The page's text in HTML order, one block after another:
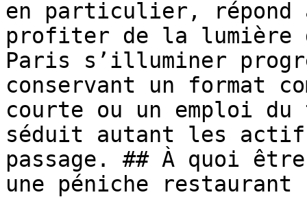
en particulier, répond
profiter de la lumière
Paris s’illuminer
conservant un format
courte ou un emploi du
séduit autant les
passage. ## À quoi
une péniche restaurant